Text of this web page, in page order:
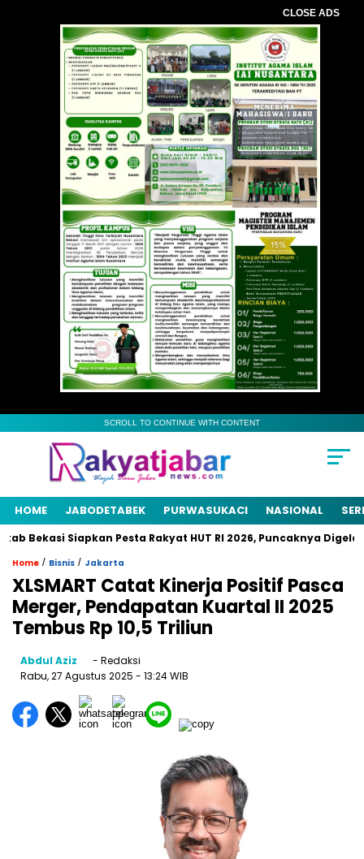
CLOSE ADS
SCROLL TO CONTINUE WITH CONTENT
HOME JABODETABEK PURWASUKACI NASIONAL
Bekasi Siapkan Pesta Rakyat HUT RI 2026, Puncaknya Digelar 21
Home / Bisnis / Jakarta
XLSMART Catat Kinerja Positif Pasca
Merger, Pendapatan Kuartal II 2025
Tembus Rp 10,5 Triliun
Abdul Aziz
- Redaksi
Rabu, 27 Agustus 2025 - 13:24 WIB